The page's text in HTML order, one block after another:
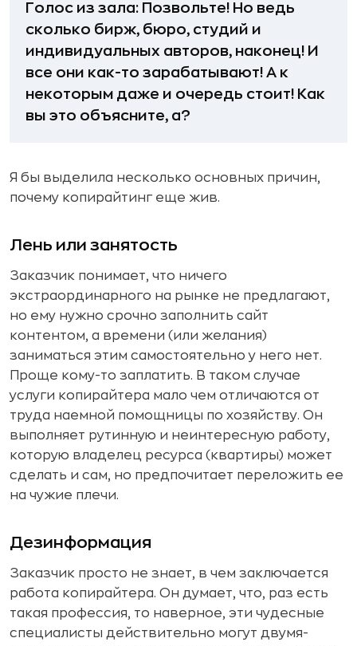
Голос из зала: Позвольте! Но ведь
сколько бирж, бюро, студий и
индивидуальных авторов, наконец! И
все они как-то зарабатывают! А к
некоторым даже и очередь стоит! Как
вы это объясните, а?
Я бы выделила несколько основных причин,
почему копирайтинг еще жив.
Лень или занятость
Заказчик понимает, что ничего
экстраординарного на рынке не предлагают,
но ему нужно срочно заполнить сайт
контентом, а времени (или желания)
заниматься этим самостоятельно у него нет.
Проще кому-то заплатить. В таком случае
услуги копирайтера мало чем отличаются от
труда наемной помощницы по хозяйству. Он
выполняет рутинную и неинтересную работу,
которую владелец ресурса (квартиры) может
сделать и сам, но предпочитает переложить ее
на чужие плечи.
Дезинформация
Заказчик просто не знает, в чем заключается
работа копирайтера. Он думает, что, раз есть
такая профессия, то наверное, эти чудесные
специалисты действительно могут двумя-